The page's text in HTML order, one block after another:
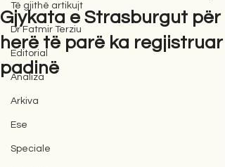
Të gjithë artikujt
Dr Fatmir Terziu
Editorial
Analiza
Arkiva
Ese
Speciale
Gjykata e Strasburgut për
herë të parë ka regjistruar
padinë